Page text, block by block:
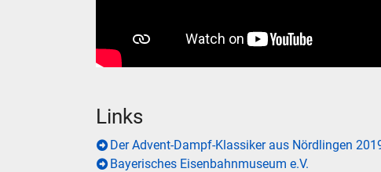
Links
Der Advent-Dampf-Klassiker aus Nördlingen
Bayerisches Eisenbahnmuseum e.V.